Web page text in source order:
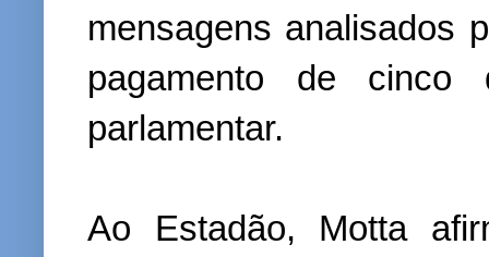
mensagens analisados
pagamento de
parlamentar.
Ao Estadão, Motta